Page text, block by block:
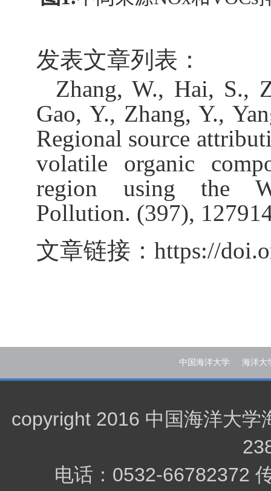
发表文章列表：
Zhang, W., Hai, S.,
Gao, Y., Zhang, Y.,
Regional source
volatile organic
region using the
Pollution. (397),
文章链接： https://
中国海洋大学 海洋大
copyright 2016 中国海洋大学
电话：0532-66782372